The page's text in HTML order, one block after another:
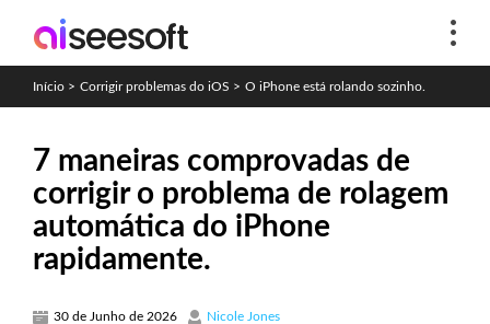
Início > Corrigir problemas do iOS > O iPhone está rolando sozinho.
7 maneiras comprovadas de
corrigir o problema de rolagem
automática do iPhone
rapidamente.
30 de Junho de 2026
Nicole Jones